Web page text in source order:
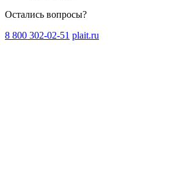
Остались вопросы?
8 800 302-02-51 plait.ru